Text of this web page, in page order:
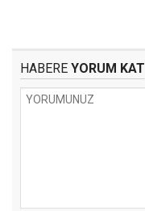
HABERE YORUM KAT